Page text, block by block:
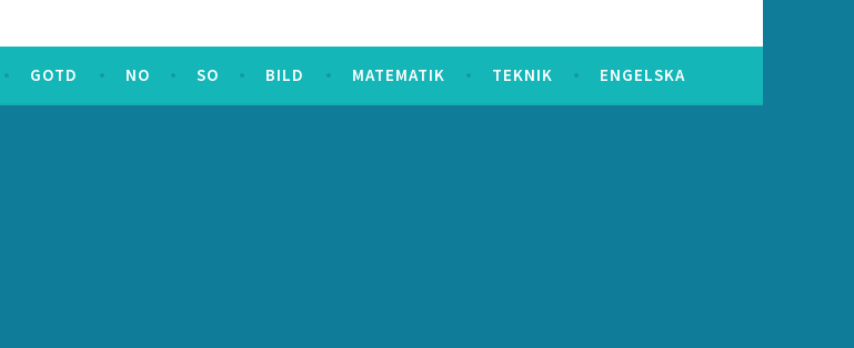
GOTD NO SO BILD MATEMATIK TEKNIK ENGELSKA